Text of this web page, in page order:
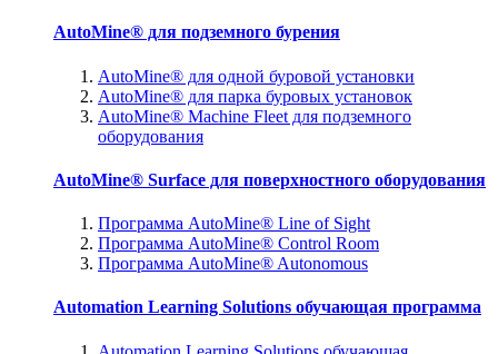
AutoMine® для подземного бурения
AutoMine® для одной буровой установки
AutoMine® для парка буровых установок
AutoMine® Machine Fleet для подземного
оборудования
AutoMine® Surface для поверхностного оборудования
Программа AutoMine® Line of Sight
Программа AutoMine® Control Room
Программа AutoMine® Autonomous
Automation Learning Solutions обучающая программа